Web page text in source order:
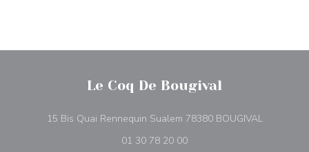
Le Coq De Bougival
15 Bis Quai Rennequin Sualem 78380 BOUGIVAL((otevře
01 30 78 20 00